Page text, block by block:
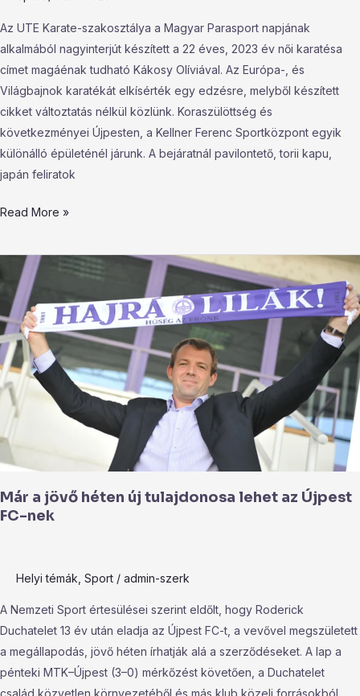
Az UTE Karate-szakosztálya a Magyar Parasport napjának
alkalmából nagyinterjút készített a 22 éves, 2023 év női karatésa
címet magáénak tudható Kákosy Olíviával. Az Európa-, és
Világbajnok karatékát elkísérték egy edzésre, melyből készített
cikket változtatás nélkül közlünk. Koraszülöttség és
következményei Újpesten, a Kellner Ferenc Sportközpont egyik
különálló épületénél járunk. A bejáratnál pavilontető, torii kapu,
japán feliratok
Read More »
Már a jövő héten új tulajdonosa lehet az Újpest
FC-nek
Helyi témák Sport / admin-szerk
A Nemzeti Sport értesülései szerint eldőlt, hogy Roderick
Duchatelet 13 év után eladja az Újpest FC-t, a vevővel megszületett
a megállapodás, jövő héten írhatják alá a szerződéseket. A lap a
pénteki MTK–Újpest (3–0) mérkőzést követően, a Duchatelet
a
jövő
héten
új
tulajdonosa
lehet
az
FC-